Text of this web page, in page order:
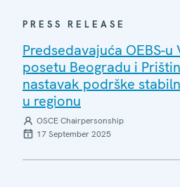
PRESS RELEASE
Predsedavajuća OEBS-
posetu Beogradu i
nastavak podrške
u regionu
OSCE Chairpersonship
17 September 2025